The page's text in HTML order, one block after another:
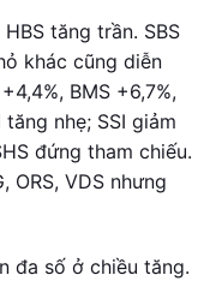
tăng trần. SBS
khác cũng diễn
BMS +6,7%,
tăng nhẹ; SSI giảm
đứng tham chiếu.
ORS, VDS nhưng
đa số ở chiều tăng.